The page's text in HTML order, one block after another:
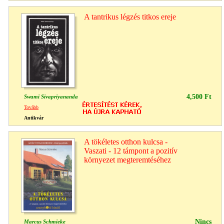
A tantrikus légzés titkos ereje
Swami Sivapriyananda 4,500 Ft
Tovább
Antikvár
A tökéletes otthon kulcsa -
Vaszati - 12 támpont a pozitív
környezet megteremtéséhez
Marcus Schmieke Nincs